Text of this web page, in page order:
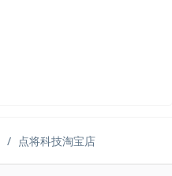
点将科技淘宝店